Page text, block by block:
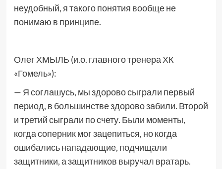
неудобный, я такого понятия вообще не
понимаю в принципе.
Олег ХМЫЛЬ (и.о. главного тренера ХК
«Гомель»):
— Я соглашусь, мы здорово сыграли первый
период, в большинстве здорово забили. Второй
и третий сыграли по счету. Были моменты,
когда соперник мог зацепиться, но когда
ошибались нападающие, подчищали
защитники, а защитников выручал вратарь.